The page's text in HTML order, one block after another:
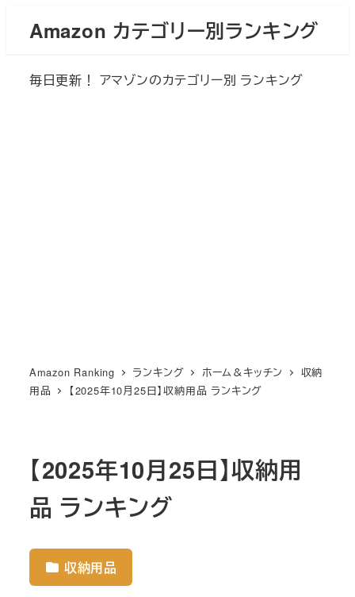
Amazon カテゴリー別ランキング
毎日更新！ アマゾンのカテゴリー別 ランキング
Amazon Ranking ランキング ホーム＆キッチン
収納
用品
【2025年10月25日】収納用品 ランキング
【2025年10月25日】収納用
品 ランキング
収納用品